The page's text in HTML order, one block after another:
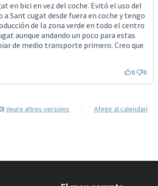
en bici en vez del coche. Evitó el uso del
Sant cugat desde fuera en coche y tengo
de la zona verde en todo el centro
aunque andando un poco para estas
de medio transporte primero. Creo que
0 0
veure altres versions Afegir al calendari